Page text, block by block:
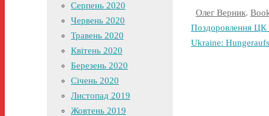
Олег Верник.
Поздоровлення
Ukraine:
Серпень 2020
Червень 2020
Травень 2020
Квітень 2020
Березень 2020
Січень 2020
Листопад 2019
Жовтень 2019